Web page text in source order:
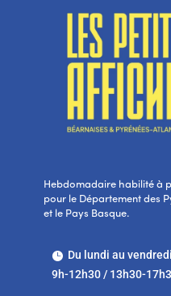
Hebdomadaire habilité à
pour le Département des
et le Pays Basque.
Du lundi au
9h-12h30 / 13h30-